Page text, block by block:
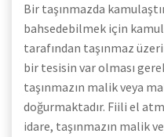
Bir taşınmazda
bahsedebilmek için
tarafından taşınmaz
bir tesisin var olması
taşınmazın malik veya
doğurmaktadır. Fiili el
idare, taşınmazın malik